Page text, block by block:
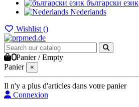
български език
Nederlands
Wishlist ()
0Panier /Empty
Panier
×
Il n'y a plus d'articles dans votre panier
Connexion